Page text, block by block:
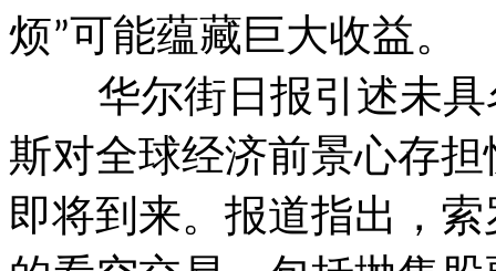
烦”可能蕴藏巨大收益。
华尔街日报引述未具
斯对全球经济前景心存
即将到来。报道指出，